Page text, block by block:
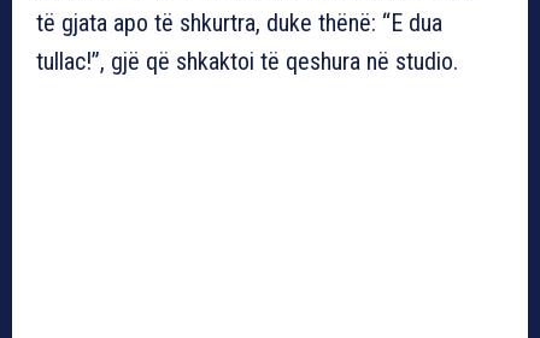
të gjata apo të shkurtra, duke thënë: “E dua
tullac!”, gjë që shkaktoi të qeshura në studio.